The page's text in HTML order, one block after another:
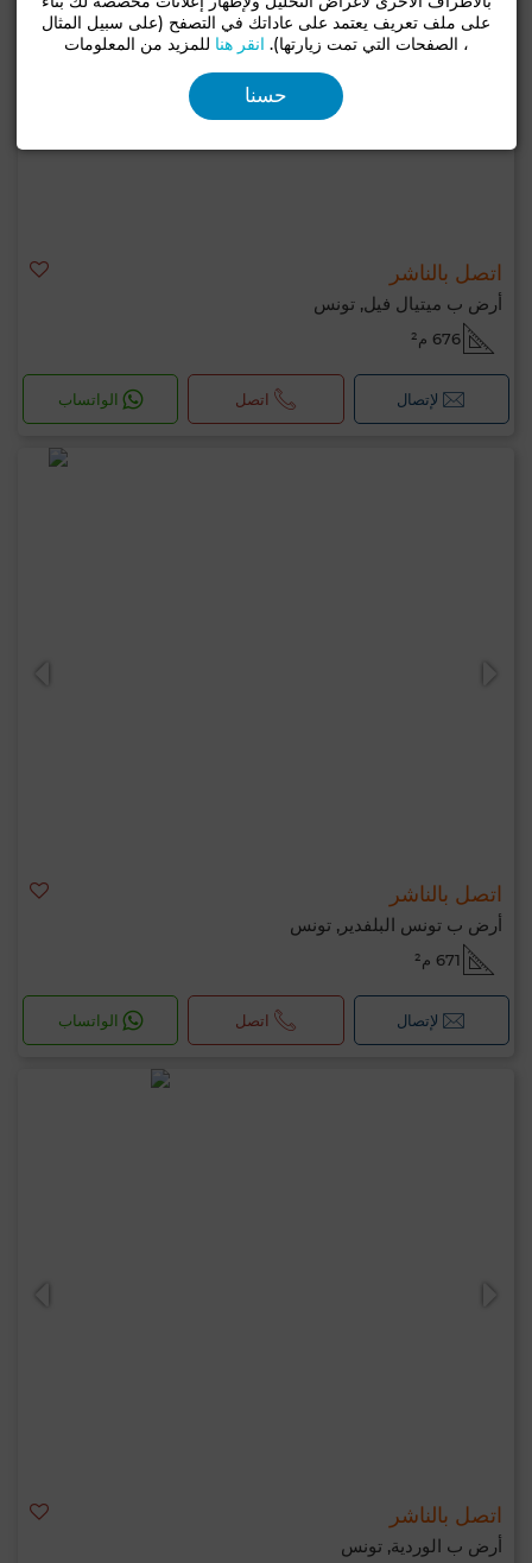
اتصل بالناشر
أرض ب ميتيال فيل, تونس
676 م²
لإتصال اتصل الواتساب
اتصل بالناشر
أرض ب تونس البلفدير, تونس
671 م²
لإتصال اتصل الواتساب
اتصل بالناشر
أرض ب الوردية, تونس
على ملف تعريف يعتمد على عاداتك في التصفح (على سبيل المثال
، الصفحات التي تمت زيارتها). انقر هنا للمزيد من المعلومات
حسنا